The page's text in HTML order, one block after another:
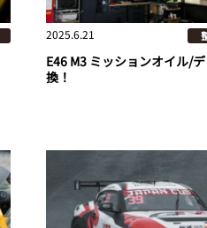
2025.6.21
E46 M3 ミッションオイル/
換！